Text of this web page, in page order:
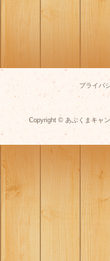
プライバ
Copyright © あぶくまキャ